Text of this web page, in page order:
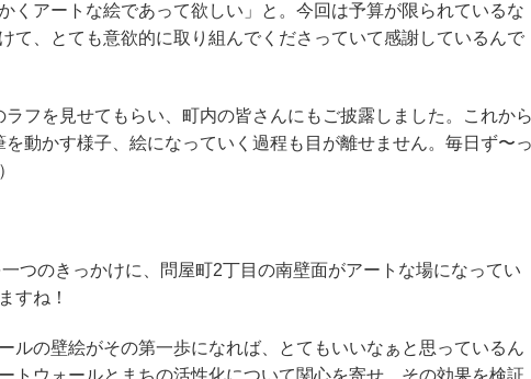
くアートな絵であって欲しい」と。今回は予算が限られているな
て、とても意欲的に取り組んでくださっていて感謝しているんで
ラフを見せてもらい、町内の皆さんにもご披露しました。これから
動かす様子、絵になっていく過程も目が離せません。毎日ず〜っ
つのきっかけに、問屋町2丁目の南壁面がアートな場になってい
すね！
ルの壁絵がその第一歩になれば、とてもいいなぁと思っているん